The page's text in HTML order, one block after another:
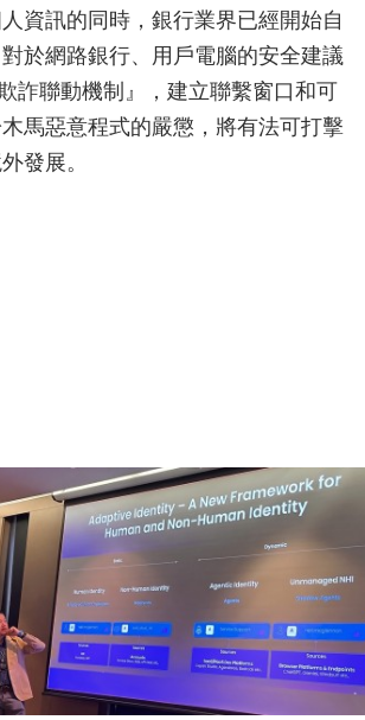
資訊的同時，銀行業界已經開始自
於網路銀行、用戶電腦的安全建議
詐聯動機制』，建立聯繫窗口和可
馬惡意程式的嚴懲，將有法可打擊
發展。